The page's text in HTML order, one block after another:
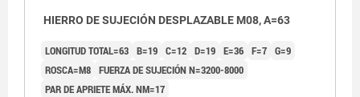
HIERRO DE SUJECIÓN DESPLAZABLE M08, A=63
LONGITUD TOTAL=63 B=19 C=12 D=19 E=36 F=7 G=9
ROSCA=M8 FUERZA DE SUJECIÓN N=3200-8000
PAR DE APRIETE MÁX. NM=17